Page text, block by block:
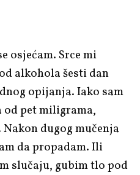
osjećam. Srce mi
alkohola šesti dan
opijanja. Iako sam
od pet miligrama,
dugog mučenja
da propadam. Ili
slučaju, gubim tlo pod